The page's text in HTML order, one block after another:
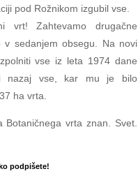
pod Rožnikom izgubil vse.
vrt! Zahtevamo drugačne
sedanjem obsegu. Na novi
vse iz leta 1974 dane
nazaj vse, kar mu je bilo
ha vrta.
Botaničnega vrta znan. Svet.
podpišete!